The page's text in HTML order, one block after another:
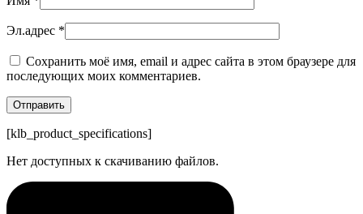
Эл.адрес *
Сохранить моё имя, email и адрес сайта в этом браузере для
последующих моих комментариев.
[klb_product_specifications]
Нет доступных к скачиванию файлов.